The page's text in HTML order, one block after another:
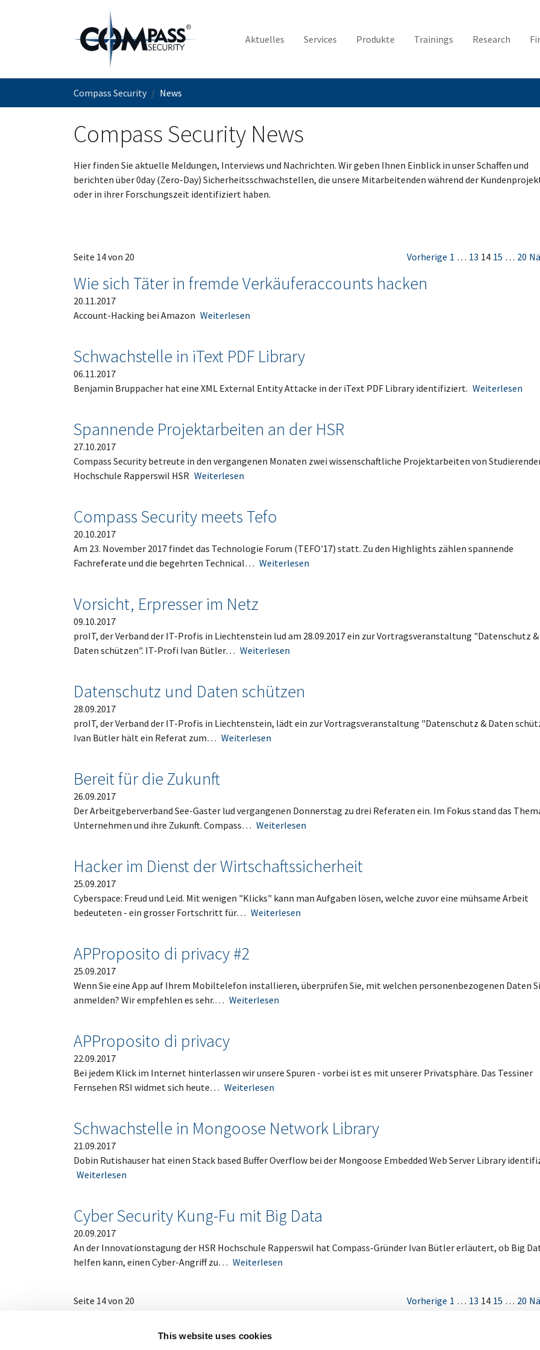
This website uses cookies
Aktuelles Services Produkte Trainings Research
Compass Security News
Compass Security News
Hier finden Sie aktuelle Meldungen, Interviews und Nachrichten. Wir geben Ihnen Einblick in unser Schaffen und
berichten über 0day (Zero-Day) Sicherheitsschwachstellen, die unsere Mitarbeitenden während der
oder in ihrer Forschungszeit identifiziert haben.
Seite 14 von 20 Vorherige 1 … 13 14 15 … 20
Wie sich Täter in fremde Verkäuferaccounts hacken
20.11.2017
Account-Hacking bei Amazon Weiterlesen
Schwachstelle in iText PDF Library
06.11.2017
Benjamin Bruppacher hat eine XML External Entity Attacke in der iText PDF Library identifiziert. Weiterlesen
Spannende Projektarbeiten an der HSR
27.10.2017
Compass Security betreute in den vergangenen Monaten zwei wissenschaftliche Projektarbeiten von
Hochschule Rapperswil HSR Weiterlesen
Compass Security meets Tefo
20.10.2017
Am 23. November 2017 findet das Technologie Forum (TEFO'17) statt. Zu den Highlights zählen spannende
Fachreferate und die begehrten Technical… Weiterlesen
Vorsicht, Erpresser im Netz
09.10.2017
proIT, der Verband der IT-Profis in Liechtenstein lud am 28.09.2017 ein zur Vortragsveranstaltung "Datenschutz &
Daten schützen". IT-Profi Ivan Bütler… Weiterlesen
Datenschutz und Daten schützen
28.09.2017
proIT, der Verband der IT-Profis in Liechtenstein, lädt ein zur Vortragsveranstaltung "Datenschutz & Daten
Ivan Bütler hält ein Referat zum… Weiterlesen
Bereit für die Zukunft
26.09.2017
Der Arbeitgeberverband See-Gaster lud vergangenen Donnerstag zu drei Referaten ein. Im Fokus stand das
Unternehmen und ihre Zukunft. Compass… Weiterlesen
Hacker im Dienst der Wirtschaftssicherheit
25.09.2017
Cyberspace: Freud und Leid. Mit wenigen "Klicks" kann man Aufgaben lösen, welche zuvor eine mühsame Arbeit
bedeuteten - ein grosser Fortschritt für… Weiterlesen
APProposito di privacy #2
25.09.2017
Wenn Sie eine App auf Ihrem Mobiltelefon installieren, überprüfen Sie, mit welchen personenbezogenen Daten
anmelden? Wir empfehlen es sehr.… Weiterlesen
APProposito di privacy
22.09.2017
Bei jedem Klick im Internet hinterlassen wir unsere Spuren - vorbei ist es mit unserer Privatsphäre. Das Tessiner
Fernsehen RSI widmet sich heute… Weiterlesen
Schwachstelle in Mongoose Network Library
21.09.2017
Dobin Rutishauser hat einen Stack based Buffer Overflow bei der Mongoose Embedded Web Server Library
Weiterlesen
Cyber Security Kung-Fu mit Big Data
20.09.2017
An der Innovationstagung der HSR Hochschule Rapperswil hat Compass-Gründer Ivan Bütler erläutert, ob Big
helfen kann, einen Cyber-Angriff zu… Weiterlesen
Seite 14 von 20 Vorherige 1 … 13 14 15 … 20